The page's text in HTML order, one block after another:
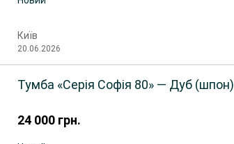
Київ
20.06.2026
24 000 грн.
Тумба «Серія Софія 80» — Дуб (шпон)